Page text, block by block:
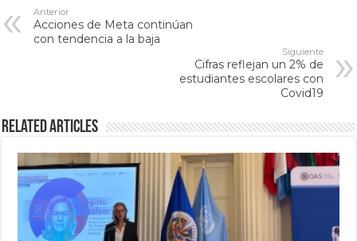
Anterior
Acciones de Meta continúan
con tendencia a la baja
Siguiente
Cifras reflejan un 2% de
estudiantes escolares con
Covid19
Related Articles